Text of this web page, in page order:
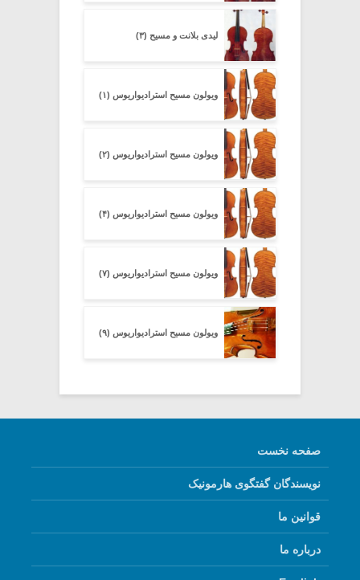
لیدی بلانت و مسیح (۳)
ویولون مسیح استرادیواریوس (۱)
ویولون مسیح استرادیواریوس (۲)
ویولون مسیح استرادیواریوس (۴)
ویولون مسیح استرادیواریوس (۷)
ویولون مسیح استرادیواریوس (۹)
صفحه نخست
نویسندگان گفتگوی هارمونیک
قوانین ما
درباره ما